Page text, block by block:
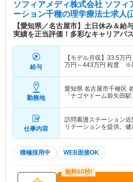
ソフィアメディ株式会社 ソフィ
ーション千種の理学療法士求人(
【愛知県／名古屋市】土日休み＆給
実績を正当評価！多彩なキャリアパ
給与
【モデル月収】 33.5万円
万円～443万円 程度 ※
勤務地
愛知県 名古屋市千種区
「ナゴヤドーム前矢田
仕事内容
訪問看護ステーション
リテーションを提供。
積極採用中 WEB面接OK